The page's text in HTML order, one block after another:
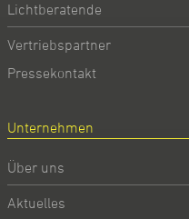
Lichtberatende
Vertriebspartner
Pressekontakt
Unternehmen
Über uns
Aktuelles